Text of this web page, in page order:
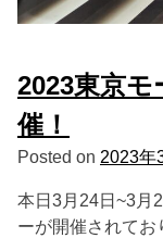
2023東京
催！
Posted on 2023年
本日3月24日~3月
ーが開催されて